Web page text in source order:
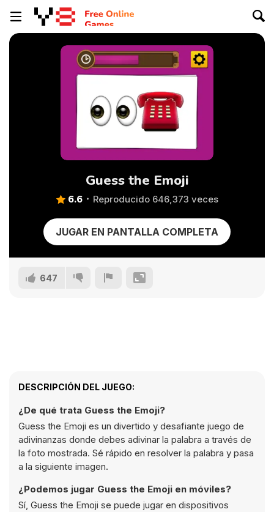
Guess the Emoji
6.6 Reproducido 646,373 veces
JUGAR EN PANTALLA COMPLETA
647
DESCRIPCIÓN DEL JUEGO:
¿De qué trata Guess the Emoji?
Guess the Emoji es un divertido y desafiante juego de
adivinanzas donde debes adivinar la palabra a través de
la foto mostrada. Sé rápido en resolver la palabra y pasa
a la siguiente imagen.
¿Podemos jugar Guess the Emoji en móviles?
Sí, Guess the Emoji se puede jugar en dispositivos